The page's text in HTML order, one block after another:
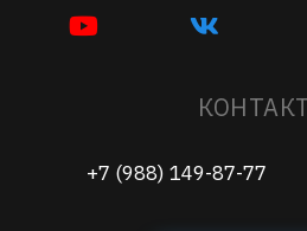
+7 (988) 149-87-77